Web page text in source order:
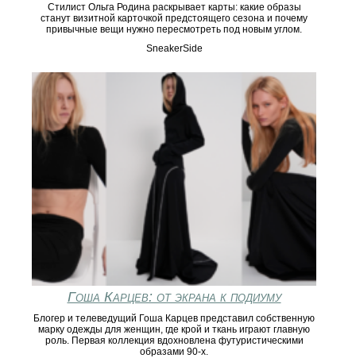
Стилист Ольга Родина раскрывает карты: какие образы
станут визитной карточкой предстоящего сезона и почему
привычные вещи нужно пересмотреть под новым углом.
SneakerSide
Гоша Карцев: от экрана к подиуму
Блогер и телеведущий Гоша Карцев представил собственную
марку одежды для женщин, где крой и ткань играют главную
роль. Первая коллекция вдохновлена футуристическими
образами 90-х.